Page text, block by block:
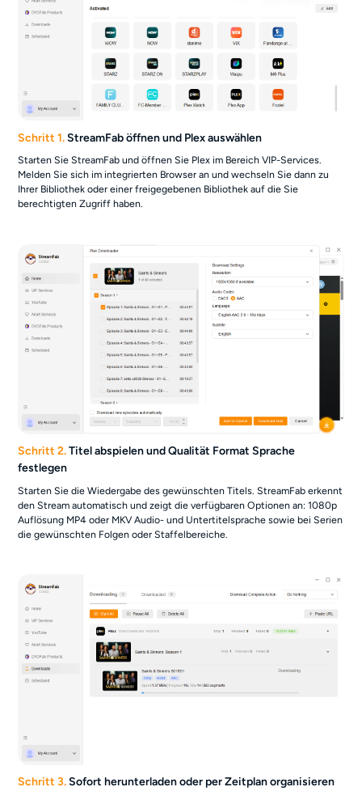
Schritt 1.StreamFab öffnen und Plex auswählen
Starten Sie StreamFab und öffnen Sie Plex im Bereich VIP-Services.
Melden Sie sich im integrierten Browser an und wechseln Sie dann zu
Ihrer Bibliothek oder einer freigegebenen Bibliothek auf die Sie
berechtigten Zugriff haben.
Schritt 2.Titel abspielen und Qualität Format Sprache
festlegen
Starten Sie die Wiedergabe des gewünschten Titels. StreamFab erkennt
den Stream automatisch und zeigt die verfügbaren Optionen an: 1080p
Auflösung MP4 oder MKV Audio- und Untertitelsprache sowie bei Serien
die gewünschten Folgen oder Staffelbereiche.
Schritt 3.Sofort herunterladen oder per Zeitplan organisieren